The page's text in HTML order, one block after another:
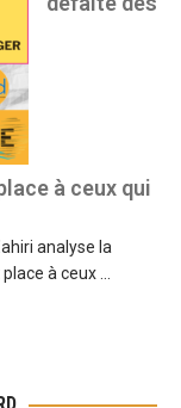
à ceux qui
analyse la
à ceux ...